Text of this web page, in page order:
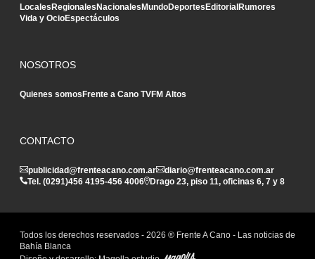
LocalesRegionalesNacionalesMundoDeportesEditorialRumores
Vida y OcioEspectáculos
NOSOTROS
Quienes somosFrente a Cano TVFM Altos
CONTACTO
publicidad@frenteacano.com.ar
diario@frenteacano.com.ar
Tel. (0291)456 4195-456 4006 Drago 23, piso 11, oficinas 6, 7 y 8
Todos los derechos reservados - 2026 ® Frente A Cano - Las noticias de
Bahía Blanca